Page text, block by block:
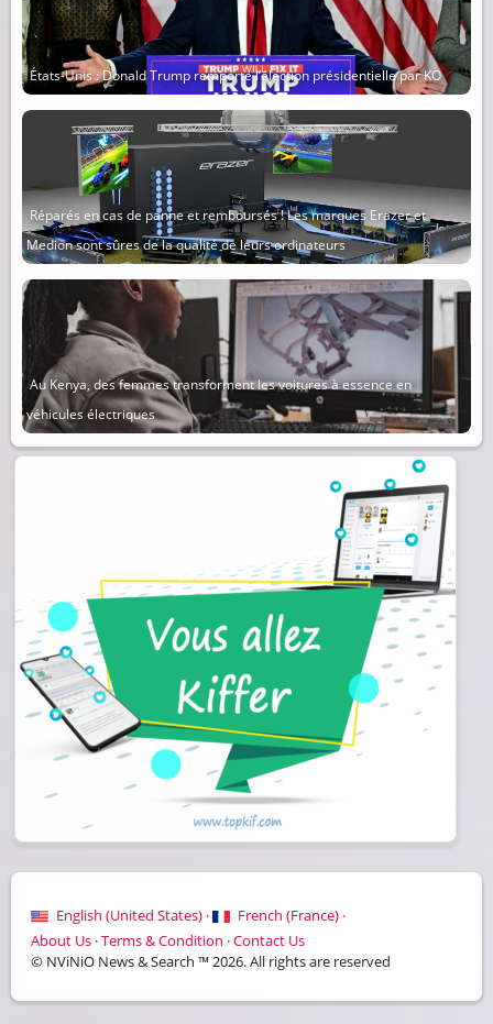
États-Unis : Donald Trump remporte l’élection présidentielle par KO
Réparés en cas de panne et remboursés ! Les marques Erazer et
Medion sont sûres de la qualité de leurs ordinateurs
Au Kenya, des femmes transforment les voitures à essence en
véhicules électriques
English (United States) ·
French (France) ·
About Us ·Terms & Condition ·Contact Us
© NViNiO News & Search ™ 2026. All rights are reserved